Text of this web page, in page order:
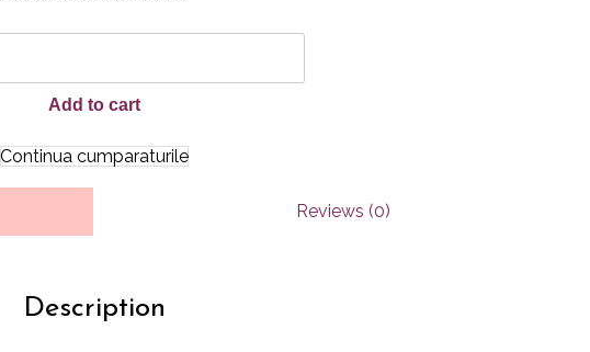
Add to cart
Continua cumparaturile
Reviews (0)
Description